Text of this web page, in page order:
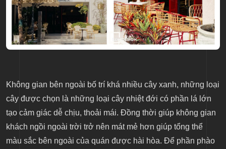
Không gian bên ngoài bố trí khá nhiều cây xanh, những loại
cây được chọn là những loại cây nhiệt đới có phần lá lớn
tạo cảm giác dễ chịu, thoải mái. Đồng thời giúp không gian
khách ngồi ngoài trời trở nên mát mẻ hơn giúp tổng thể
màu sắc bên ngoài của quán được hài hòa. Để phần phào